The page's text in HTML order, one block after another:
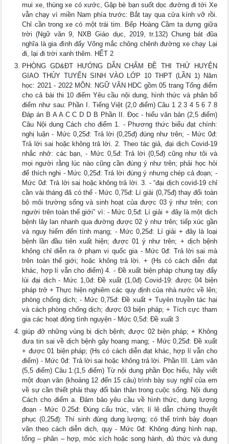
mui xe, thùng xe có xước, Gặp bè bạn suốt dọc đường đi tới Xe
vẫn chạy vì miền Nam phía trước: Bắt tay qua cửa kính vỡ rồi.
Chỉ cần trong xe có một trái tim. Bếp Hoàng Cầm ta dựng giữa
trời (Ngữ văn 9, NXB Giáo dục, 2019, tr.132) Chung bát đũa
nghĩa là gia đình đấy Võng mắc chông chênh đường xe chạy Lại
đi, lại đi trời xanh thêm. HẾT 2
PHÒNG GD&ĐT HƯỚNG DẪN CHẤM ĐỀ THI THỬ HUYỆN
GIAO THỦY TUYỂN SINH VÀO LỚP 10 THPT (LẦN 1) Năm
học: 2021 - 2022 MÔN: NGỮ VĂN HDC gồm 05 trang Tổng điểm
cho cả bài thi 10 điểm Yêu cầu nội dung, hình thức và phân bố
điểm như sau: Phần I. Tiếng Việt (2,0 điểm) Câu 1 2 3 4 5 6 7 8
Đáp án B A A C C D D B Phần II. Đọc - hiểu văn bản (2,5 điểm)
Câu Nội dung Cách cho điểm 1. - Phương thức biểu đạt chính:
nghị luận - Mức 0,25đ: Trả lời (0,25đ) đúng như trên; - Mức 0đ:
Trả lời sai hoặc không trả lời. 2. Theo tác giả, đại dịch Covid-19
nhắc nhở: các bạn, - Mức 0,5đ: Trả lời (0,5đ) cũng như tôi và
mọi người rằng lúc nào cũng cần đúng ý như trên; phải học hỏi
để thích nghi - Mức 0,25đ: Trả lời đúng ý nhưng chép cả đoạn; -
Mức 0đ: Trả lời sai hoặc không trả lời. 3. - “đại dịch covid-19 chỉ
cần vài tháng đã có thể - Mức 0,75đ: Lí giải (0,75đ) thay đổi toàn
bộ môi trường sống và sinh hoạt của được 03 ý như trên; con
người trên toàn thế giới” vì: - Mức 0,5đ: Lí giải + đây là một dịch
bệnh lây lan nhanh qua đường được 02 ý như trên; tiếp xúc gần
và nguy hiểm đến tính mạng; - Mức 0,25đ: Lí giải + đây là loại
bệnh lần đầu tiên xuất hiện; được 01 ý như trên; + dịch bệnh
không chỉ diễn ra ở phạm vi quốc gia - Mức 0đ: Trả lời sai mà
trên toàn thế giới; hoặc không trả lời. + (Hs có cách diễn đạt
khác, hợp lí vẫn cho điểm) 4. - Đề xuất biện pháp chung tay đẩy
lùi đại dịch - Mức 1,0đ: Đề xuất (1,0đ) Covid-19: được 04 biện
pháp trở + Thực hiện nghiêm các quy định của nhà nước về lên;
phòng chống dịch; - Mức 0,75đ: Đề xuất + Tuyên truyền tác hại
và cách phòng chống dịch; được 03 biện pháp; + Tích cực tham
gia các hoạt động tình nguyện - Mức 0,5đ: Đề xuất 3
giúp đỡ những vùng bị dịch bệnh; được 02 biện pháp; + Không
đưa tin sai về dịch bệnh gây hoang mang; - Mức 0,25đ: Đề xuất
+ được 01 biện pháp; (Hs có cách diễn đạt khác, hợp lí vẫn cho
điểm) - Mức 0đ: Trả lời sai hoặc không trả lời. Phần III. Làm văn
(5,5 điểm) Câu 1:(1,5 điểm) Từ nội dung phần Đọc hiểu, hãy viết
một đoạn văn (khoảng 12 đến 15 câu) trình bày suy nghĩ của em
về sự cần thiết phải thay đổi bản thân trong cuộc sống. Nội dung
Cách cho điểm a. Đảm bảo yêu cầu về hình thức, dung lượng
đoạn - Mức 0.25đ: Đúng cấu trúc, văn; lí lẽ dẫn chứng thuyết
phục (0,25đ): Thí sinh đúng dung lượng; có thể trình bày đoạn
văn theo cách diễn dịch, quy - Mức 0đ: Không đúng hình nạp,
tổng – phân – hợp, móc xích hoặc song hành, đủ thức và dung